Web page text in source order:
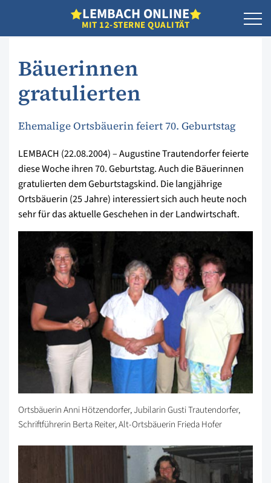
LEMBACH ONLINE
MIT 12-STERNE QUALITÄT
Bäuerinnen
gratulierten
Ehemalige Ortsbäuerin feiert 70. Geburtstag
LEMBACH (22.08.2004) – Augustine Trautendorfer feierte
diese Woche ihren 70. Geburtstag. Auch die Bäuerinnen
gratulierten dem Geburtstagskind. Die langjährige
Ortsbäuerin (25 Jahre) interessiert sich auch heute noch
sehr für das aktuelle Geschehen in der Landwirtschaft.
Ortsbäuerin Anni Hötzendorfer, Jubilarin Gusti Trautendorfer,
Schriftführerin Berta Reiter, Alt-Ortsbäuerin Frieda Hofer